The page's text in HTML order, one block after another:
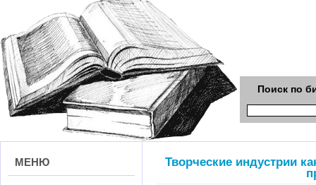
Поиск по
МЕНЮ
Творческие индустрии